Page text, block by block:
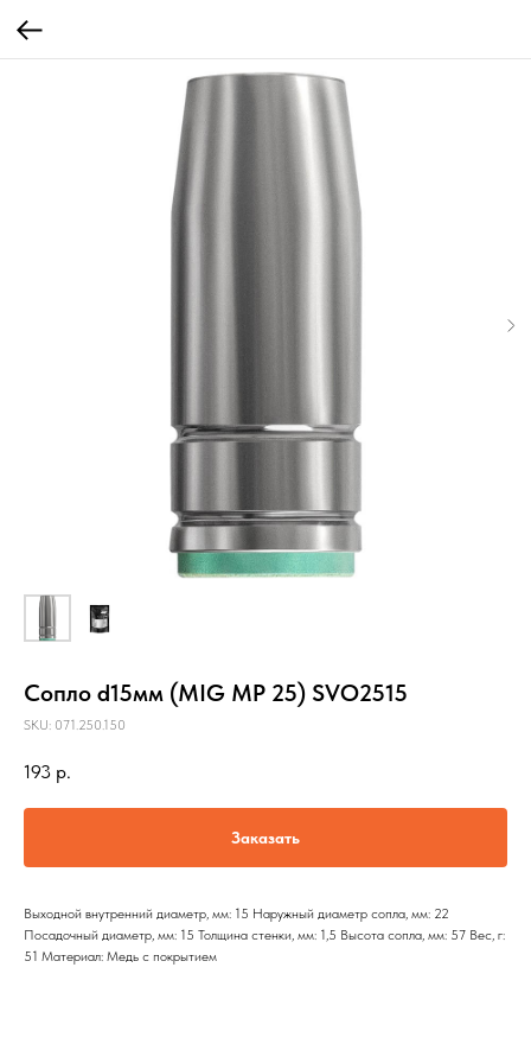
Сопло d15мм (MIG MP 25) SVO2515
SKU: 071.250.150
193 р.
Заказать
Выходной внутренний диаметр, мм: 15 Наружный диаметр сопла, мм: 22
Посадочный диаметр, мм: 15 Толщина стенки, мм: 1,5 Высота сопла, мм: 57 Вес, г:
51 Материал: Медь с покрытием